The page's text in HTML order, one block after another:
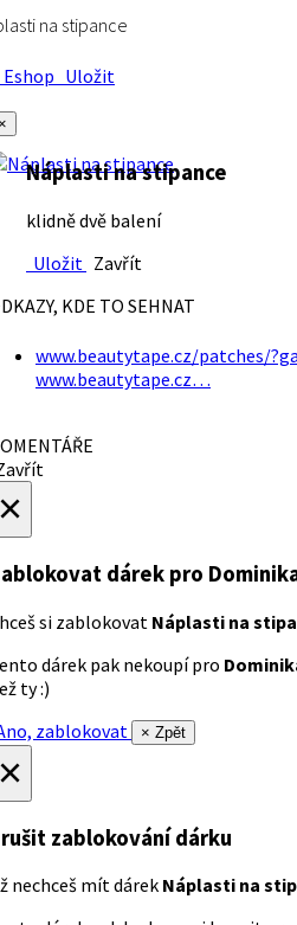
na stipance
Uložit
Náplasti na stipance
klidně dvě balení
Uložit Zavřít
KDE TO SEHNAT
www.beautytape.cz/patches/
www.beautytape.cz…
dárek pro
si zablokovat Náplasti na
dárek pak nekoupí pro
ty :)
zablokovat
× Zpět
zablokování dárku
nechceš mít dárek Náplasti na